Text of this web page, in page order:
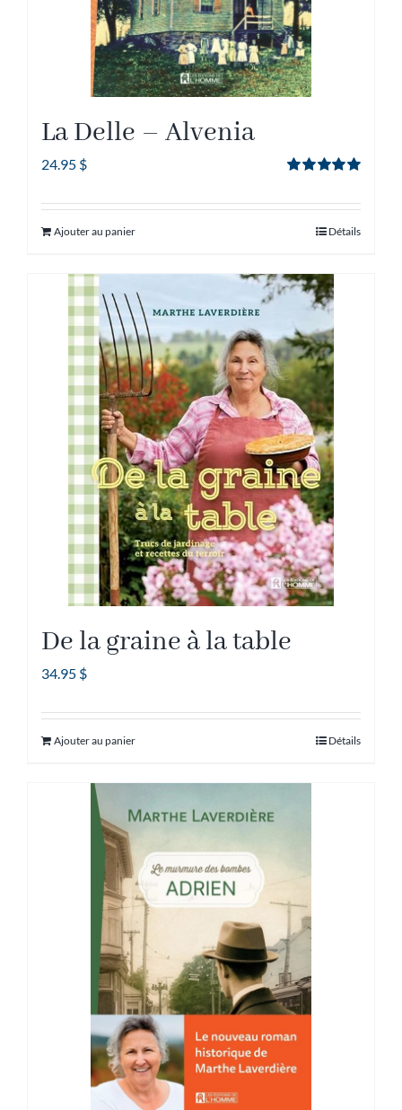
La Delle – Alvenia
5
24.95 $
Ajouter au panier Détails
De la graine à la table
34.95 $
Ajouter au panier Détails